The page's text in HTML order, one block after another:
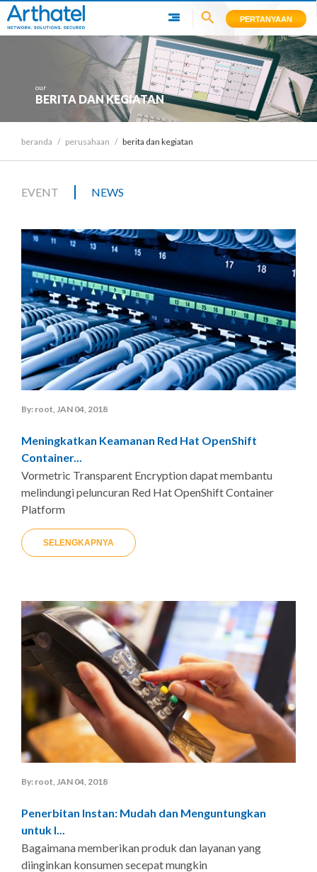
PERTANYAAN
our
BERITA DAN KEGIATAN
beranda / perusahaan / berita dan kegiatan
EVENT | NEWS
By: root, JAN 04, 2018
Meningkatkan Keamanan Red Hat OpenShift
Container...
Vormetric Transparent Encryption dapat membantu
melindungi peluncuran Red Hat OpenShift Container
Platform
SELENGKAPNYA
By: root, JAN 04, 2018
Penerbitan Instan: Mudah dan Menguntungkan
untuk I...
Bagaimana memberikan produk dan layanan yang
diinginkan konsumen secepat mungkin